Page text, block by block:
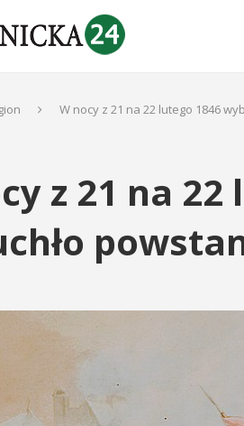
W nocy z 21 na 22 lutego 1846
z 21 na 22